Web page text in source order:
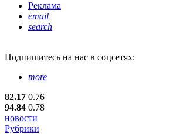
Реклама
email
search
Подпишитесь на нас в соцсетях:
more
82.17 0.76
94.84 0.78
новости
Рубрики